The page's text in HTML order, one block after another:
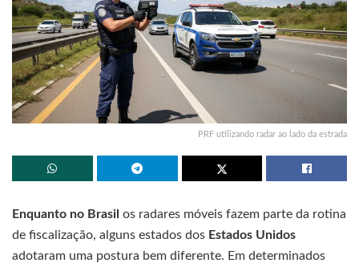
PRF utilizando radar ao lado da estrada
Enquanto no Brasil os radares móveis fazem parte da rotina
de fiscalização, alguns estados dos Estados Unidos
adotaram uma postura bem diferente. Em determinados